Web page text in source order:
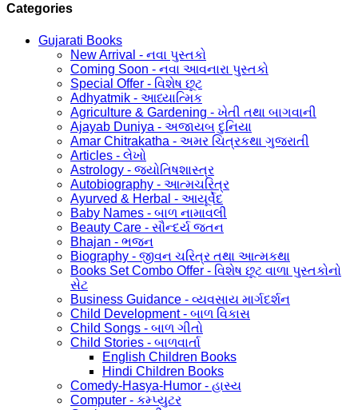
Categories
Gujarati Books
New Arrival - નવા પુસ્તકો
Coming Soon - નવા આવનારા પુસ્તકો
Special Offer - વિશેષ છૂટ
Adhyatmik - આધ્યાત્મિક
Agriculture & Gardening - ખેતી તથા બાગવાની
Ajayab Duniya - અજાયબ દુનિયા
Amar Chitrakatha - અમર ચિત્રકથા ગુજરાતી
Articles - લેખો
Astrology - જ્યોતિષશાસ્ત્ર
Autobiography - આત્મચરિત્ર
Ayurved & Herbal - આયૂર્વેદ
Baby Names - બાળ નામાવલી
Beauty Care - સૌન્દર્ય જતન
Bhajan - ભજન
Biography - જીવન ચરિત્ર તથા આત્મકથા
Books Set Combo Offer - વિશેષ છૂટ વાળા પુસ્તકોનો
સેટ
Business Guidance - વ્યવસાય માર્ગદર્શન
Child Development - બાળ વિકાસ
Child Songs - બાળ ગીતો
Child Stories - બાળવાર્તા
English Children Books
Hindi Children Books
Comedy-Hasya-Humor - હાસ્ય
Computer - કમ્પ્યુટર